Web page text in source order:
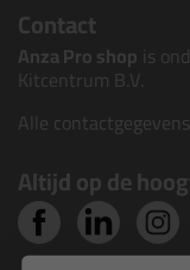
Contact
Anza Pro shop is
Kitcentrum B.V.
Alle
Altijd op de